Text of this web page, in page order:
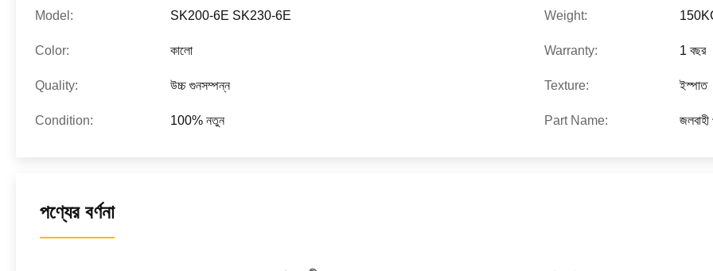
Model: SK200-6E SK230-6E Weight:
Color: কালো Warranty: 1 বছর
Quality: উচ্চ গুনসম্পন্ন Texture: ইস্পাত
Condition: 100% নতুন Part Name: জলবাহী
পণ্যের বর্ণনা